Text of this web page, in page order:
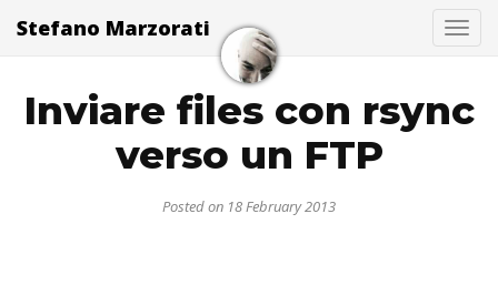
Stefano Marzorati
Inviare files con rsync
verso un FTP
Posted on 18 February 2013